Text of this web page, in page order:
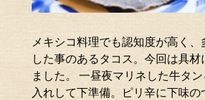
メキシコ料理でも認知度が高く、
した事のあるタコス。今回は具
ました。 一昼夜マリネした牛タ
入れして下準備。ピリ辛に下味の